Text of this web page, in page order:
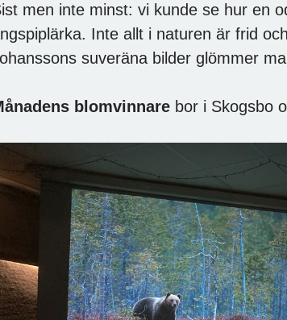
men inte minst: vi kunde se hur en
Inte allt i naturen är frid
suveräna bilder glömmer
blomvinnare bor i Skogsbo